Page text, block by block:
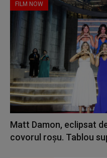
FILM NOW
Matt Damon, eclipsat
covorul roșu. Tablou